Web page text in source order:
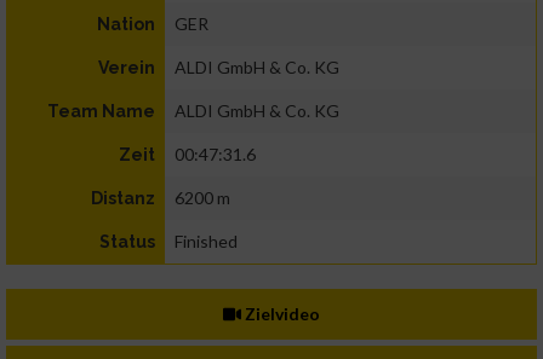
Nation GER
Verein ALDI GmbH & Co. KG
Team Name ALDI GmbH & Co. KG
Zeit 00:47:31.6
Distanz 6200 m
Status Finished
Zielvideo